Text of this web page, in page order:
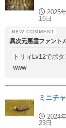
2025
16日
異次元悪霊ファント
トリィLv12でボ
www
ミニチ
2024
23日